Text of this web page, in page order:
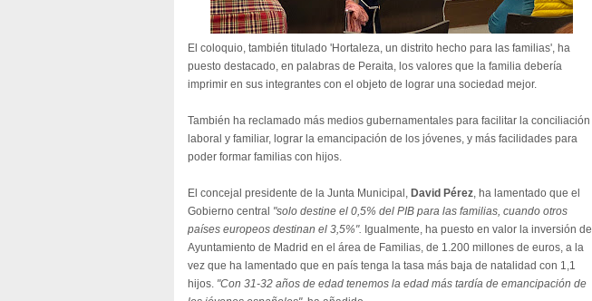
El coloquio, también titulado 'Hortaleza, un distrito hecho para las familias', ha
puesto destacado, en palabras de Peraita, los valores que la familia debería
imprimir en sus integrantes con el objeto de lograr una sociedad mejor.
También ha reclamado más medios gubernamentales para facilitar la conciliación
laboral y familiar, lograr la emancipación de los jóvenes, y más facilidades para
poder formar familias con hijos.
El concejal presidente de la Junta Municipal, David Pérez, ha lamentado que el
Gobierno central "solo destine el 0,5% del PIB para las familias, cuando otros
países europeos destinan el 3,5%". Igualmente, ha puesto en valor la inversión del
Ayuntamiento de Madrid en el área de Familias, de 1.200 millones de euros, a la
vez que ha lamentado que en país tenga la tasa más baja de natalidad con 1,1
hijos. "Con 31-32 años de edad tenemos la edad más tardía de emancipación de